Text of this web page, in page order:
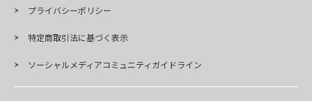
プライバシーポリシー
特定商取引法に基づく表示
ソーシャルメディアコミュニティガイドライン